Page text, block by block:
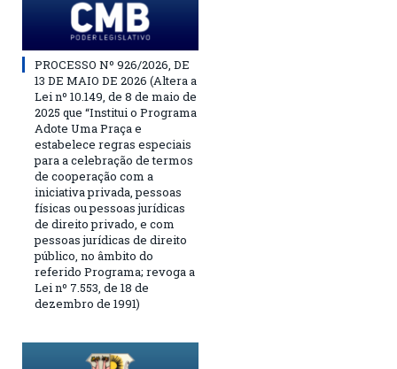
PROCESSO Nº 926/2026, DE
13 DE MAIO DE 2026 (Altera a
Lei nº 10.149, de 8 de maio de
2025 que “Institui o Programa
Adote Uma Praça e
estabelece regras especiais
para a celebração de termos
de cooperação com a
iniciativa privada, pessoas
físicas ou pessoas jurídicas
de direito privado, e com
pessoas jurídicas de direito
público, no âmbito do
referido Programa; revoga a
Lei nº 7.553, de 18 de
dezembro de 1991)